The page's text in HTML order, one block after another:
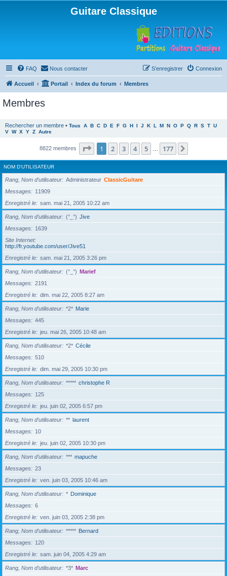
Guitare Classique
FAQ Nous contacter Connexion
S’enregistrer
Accueil Portail Index du forum Membres
Membres
Rechercher un membre • Tous A B C D E F G H I J K L M N O P Q R S T U
V W X Y Z Autre
8822 membres Page 1sur177
1 2 3 4 5 177
NOM D’UTILISATEUR
Rang, Nom d’utilisateur Administrateur ClassicGuitare
Messages
11909
Enregistré le
sam. mai 21, 2005 10:22 am
Rang, Nom d’utilisateur (°_°) Jive
Messages
1639
Site Internet
http://fr.youtube.com/user/Jive51
Enregistré le
sam. mai 21, 2005 3:26 pm
Rang, Nom d’utilisateur (°_°) Marief
Messages
2191
Enregistré le
dim. mai 22, 2005 8:27 am
Rang, Nom d’utilisateur *2* Marie
Messages
445
Enregistré le
jeu. mai 26, 2005 10:48 am
Rang, Nom d’utilisateur *2* Cécile
Messages
510
Enregistré le
dim. mai 29, 2005 10:30 pm
Rang, Nom d’utilisateur ***** christophe R
Messages
125
Enregistré le
jeu. juin 02, 2005 6:57 pm
Rang, Nom d’utilisateur ** laurent
Messages
10
Enregistré le
jeu. juin 02, 2005 10:30 pm
Rang, Nom d’utilisateur *** mapuche
Messages
23
Enregistré le
ven. juin 03, 2005 10:46 am
Rang, Nom d’utilisateur * Dominique
Messages
6
Enregistré le
ven. juin 03, 2005 2:38 pm
Rang, Nom d’utilisateur ***** Bernard
Messages
120
Enregistré le
sam. juin 04, 2005 4:29 am
Rang, Nom d’utilisateur *3* Marc